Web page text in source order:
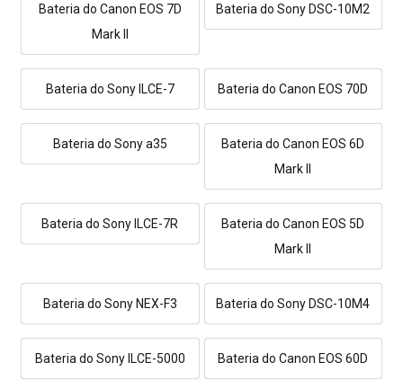
Bateria do Canon EOS 7D
Mark II
Bateria do Sony DSC-10M2
Bateria do Sony ILCE-7 Bateria do Canon EOS 70D
Bateria do Sony a35
Bateria do Canon EOS 6D
Mark II
Bateria do Sony ILCE-7R
Bateria do Canon EOS 5D
Mark II
Bateria do Sony NEX-F3 Bateria do Sony DSC-10M4
Bateria do Sony ILCE-5000 Bateria do Canon EOS 60D